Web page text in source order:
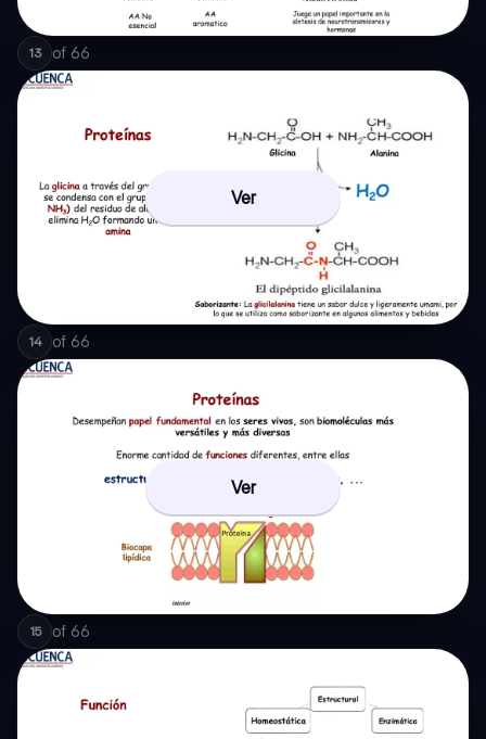
13 of 66
Ver
14 of 66
Ver
15 of 66